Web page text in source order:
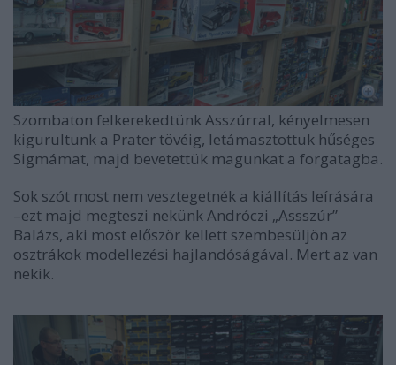
Szombaton felkerekedtünk Asszúrral, kényelmesen
kigurultunk a Prater tövéig, letámasztottuk hűséges
Sigmámat, majd bevetettük magunkat a forgatagba.
Sok szót most nem vesztegetnék a kiállítás leírására
–ezt majd megteszi nekünk Andróczi „Assszúr”
Balázs, aki most először kellett szembesüljön az
osztrákok modellezési hajlandóságával. Mert az van
nekik.